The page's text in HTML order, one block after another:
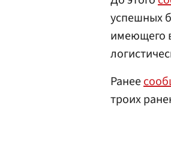
успешных
имеющего
Ранее
троих